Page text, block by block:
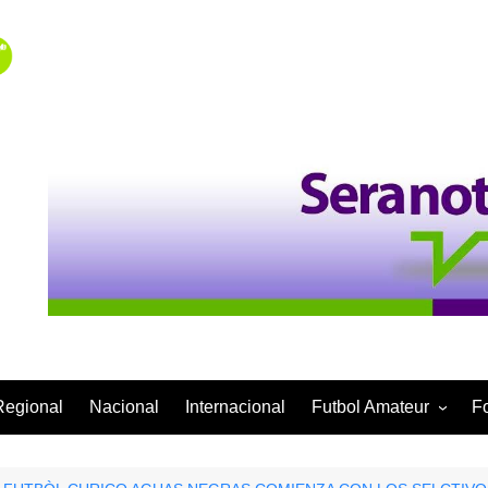
Nacional Internacional Futbol Amateur